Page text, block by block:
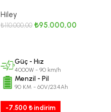
Hiley
₺110.000,00 ₺95.000,00
Güç - Hız
4000W - 90 km/h
Menzil - Pil
90 KM - 60V/23.4Ah
-7.500 ₺ indirim